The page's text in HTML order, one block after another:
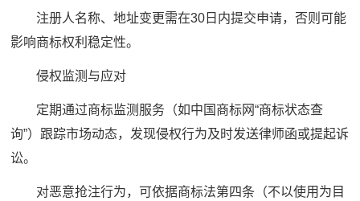
注册人名称、地址变更需在30日内提交申请，否则可能
影响商标权利稳定性。
侵权监测与应对
定期通过商标监测服务（如中国商标网“商标状态查
询”）跟踪市场动态，发现侵权行为及时发送律师函或提起诉
讼。
对恶意抢注行为，可依据商标法第四条（不以使用为目